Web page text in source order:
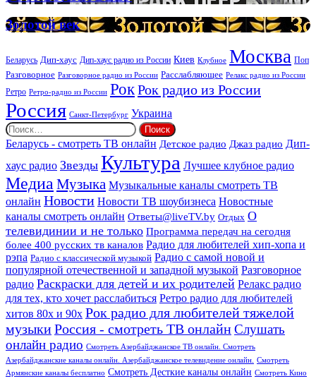
DEEP
Золотой
век
Золотой век
Беларусь Дип-хаус Дип-хаус радио из России Киев Клубное Москва Поп
Разговорное Разговорное радио из России Расслабляющее Релакс радио из России
Ретро Ретро-радио из России РокРок радио из России
Россия Санкт-Петербург Украина
Найти:
Беларусь - смотреть ТВ онлайн Детское радио Джаз радио Дип-
хаус радио Звезды Культура Лучшее клубное радио
Медиа Музыка Музыкальные каналы смотреть ТВ
онлайн Новости Новости ТВ шоубизнеса Новостные
каналы смотреть онлайн Ответы@liveTV.by Отдых О
телевидинии и не только Программа передач на сегодня
более 400 русских тв каналов Радио для любителей хип-хопа и
рэпа Радио с классической музыкой Радио с самой новой и
популярной отечественной и западной музыкой Разговорное
радио Раскраски для детей и их родителей Релакс радио
для тех, кто хочет расслабиться Ретро радио для любителей
хитов 80х и 90х Рок радио для любителей тяжелой
музыкиРоссия - смотреть ТВ онлайнСлушать
онлайн радио Смотреть Азербайджанское ТВ онлайн. Смотреть
Азербайджанские каналы онлайн. Азербайджанское телевидение онлайн.
Смотреть
Армянские каналы бесплатно Смотреть Десткие каналы онлайн Смотреть Кино